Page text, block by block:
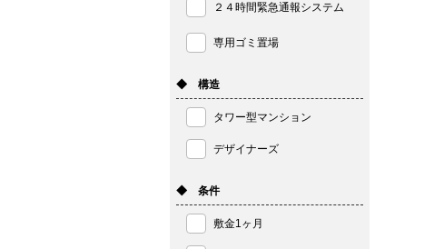
２４時間緊急通報システム
専用ゴミ置場
◆ 構造
タワー型マンション
デザイナーズ
◆ 条件
敷金1ヶ月